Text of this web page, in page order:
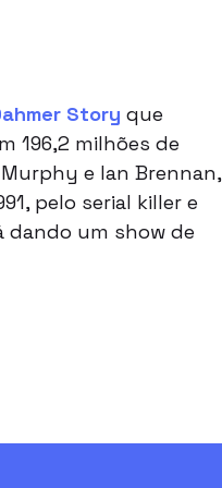
Story que
196,2 milhões de
e Ian Brennan,
pelo serial killer e
dando um show de